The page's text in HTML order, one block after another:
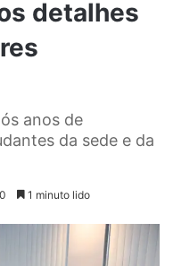
detalhes
anos de
da sede e da
0 1 minuto lido